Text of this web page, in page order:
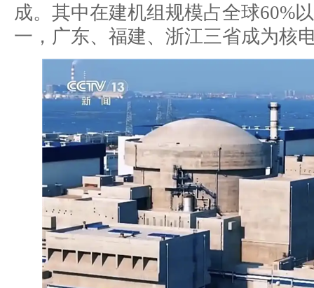
成。其中在建机组规模占全球60%
一，广东、福建、浙江三省成为核